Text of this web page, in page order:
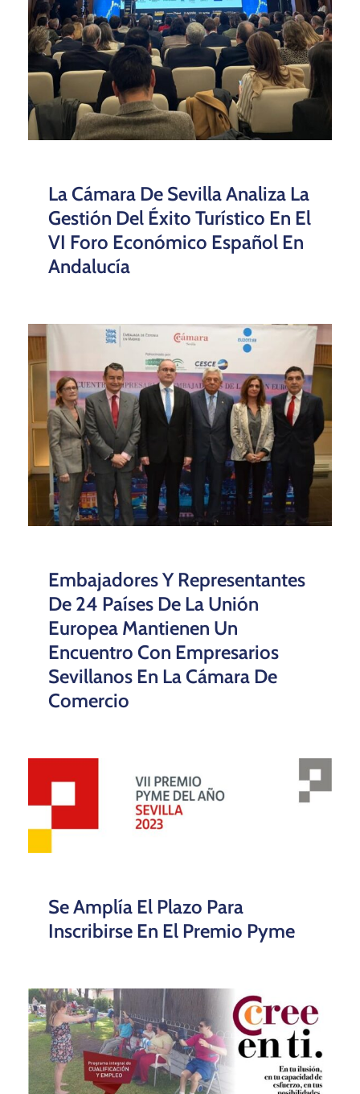
La Cámara De Sevilla Analiza La
Gestión Del Éxito Turístico En El
VI Foro Económico Español En
Andalucía
Embajadores Y Representantes
De 24 Países De La Unión
Europea Mantienen Un
Encuentro Con Empresarios
Sevillanos En La Cámara De
Comercio
Se Amplía El Plazo Para
Inscribirse En El Premio Pyme